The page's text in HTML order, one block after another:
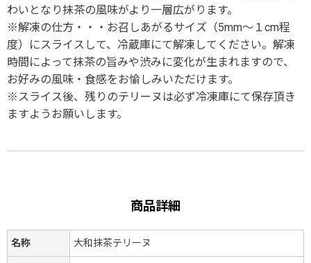
わいとなり抹茶の風味がより一層広がります。
※解凍の仕方・・・お召しあがるサイズ（5mm～１cm程
度）にスライスして、冷蔵庫にて解凍してください。解凍
時間によって抹茶の旨みや渋みに変化が生まれますので、
お好みの風味・食感をお愉しみいただけます。
※スライス後、残りのテリーヌは必ず冷凍庫にて保存頂き
ますようお願いします。
商品詳細
名称 大和抹茶テリーヌ